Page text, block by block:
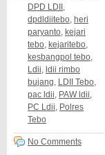
DPD LDII
dpdldiitebo heri
paryanto kejari
tebo kejaritebo
kesbangpol tebo
Ldii ldii rimbo
bujang LDII Tebo
pac ldii PAW ldii
PC Ldii Polres
Tebo
No Comments